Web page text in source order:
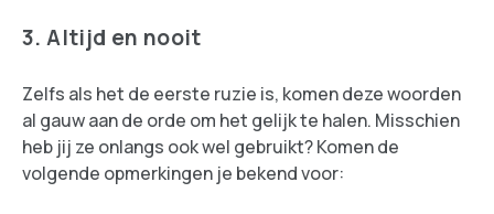
3. Altijd en nooit
Zelfs als het de eerste ruzie is, komen deze woorden
al gauw aan de orde om het gelijk te halen. Misschien
heb jij ze onlangs ook wel gebruikt? Komen de
volgende opmerkingen je bekend voor: